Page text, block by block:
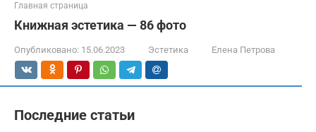
Главная страница
Книжная эстетика — 86 фото
Опубликовано: 15.06.2023 Эстетика Елена Петрова
Последние статьи